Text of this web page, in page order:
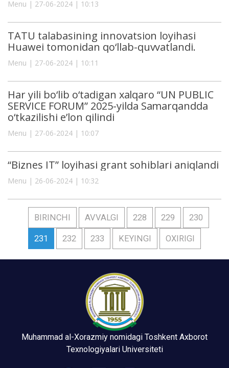
Menu | 27-06-2024 | 10:13
TATU talabasining innovatsion loyihasi
Huawei tomonidan qo‘llab-quvvatlandi.
Menu | 27-06-2024 | 10:11
Har yili bo‘lib o‘tadigan xalqaro “UN PUBLIC
SERVICE FORUM” 2025-yilda Samarqandda
o‘tkazilishi e’lon qilindi
Menu | 27-06-2024 | 10:07
“Biznes IT” loyihasi grant sohiblari aniqlandi
Menu | 26-06-2024 | 10:32
BIRINCHI AVVALGI 228 229 230
231 232 233 KEYINGI OXIRIGI
Muhammad al-Xorazmiy nomidagi Toshkent Axborot
Texnologiyalari Universiteti